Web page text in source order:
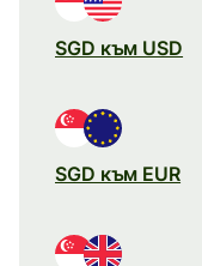
SGD към USD
SGD към EUR